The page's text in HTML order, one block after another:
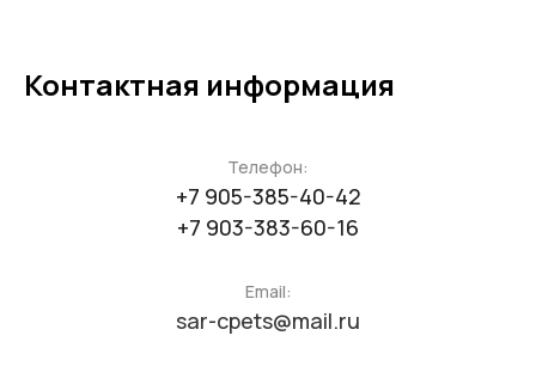
Контактная информация
Телефон:
+7 905-385-40-42
+7 903-383-60-16
Email:
sar-cpets@mail.ru